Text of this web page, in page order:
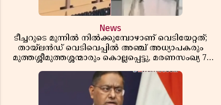
News
ടീച്ചറുടെ മുന്നിൽ നിൽക്കുമ്പോഴാണ് വെടിയേറ്റത്;
തായ്‌ലൻഡ് വെടിവെപ്പിൽ അഞ്ച് അധ്യാപകരും
മുത്തശ്ശീമുത്തശ്ശന്മാരും കൊല്ലപ്പെട്ടു, മരണസംഖ്യ 7;